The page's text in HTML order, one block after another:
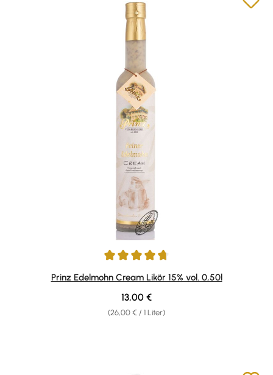
Durchschnittliche Bewertung von 4.85 von 5 Sternen
Prinz Edelmohn Cream Likör 15% vol. 0,50l
(26,00 € / 1 Liter)
Regulärer Preis:
13,00 €